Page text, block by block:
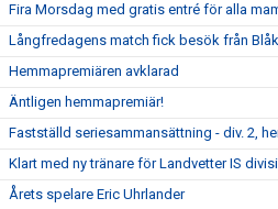
Fira Morsdag med gratis entré för alla
Långfredagens match fick besök från
Hemmapremiären avklarad
Äntligen hemmapremiär!
Fastställd seriesammansättning - div. 2,
Klart med ny tränare för Landvetter IS
Årets spelare Eric Uhrlander